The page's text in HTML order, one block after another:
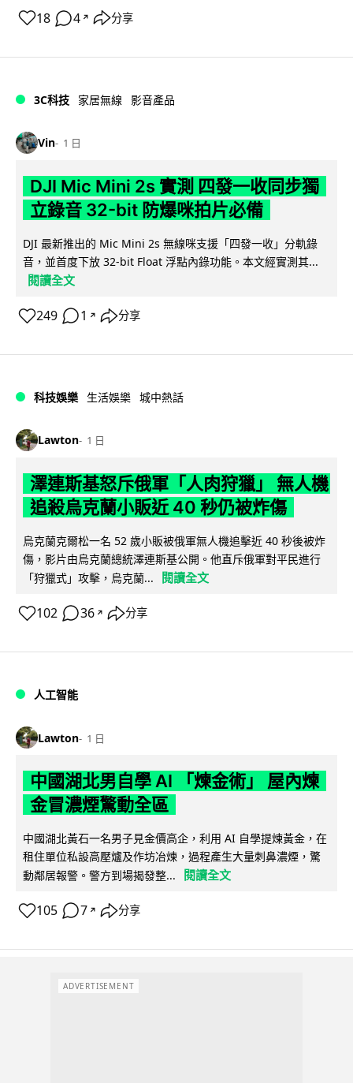
18 4 ↗ 分享
3C科技 家居無線 影音產品
Vin 1 日
DJI Mic Mini 2s 實測 四發一收同步獨
立錄音 32-bit 防爆咪拍片必備
DJI 最新推出的 Mic Mini 2s 無線咪支援「四發一收」分軌錄
音，並首度下放 32-bit Float 浮點內錄功能。本文經實測其...
閱讀全文
249 1 ↗ 分享
科技娛樂 生活娛樂 城中熱話
Lawton 1 日
澤連斯基怒斥俄軍「人肉狩獵」 無人機
追殺烏克蘭小販近 40 秒仍被炸傷
烏克蘭克爾松一名 52 歲小販被俄軍無人機追擊近 40 秒後被炸
傷，影片由烏克蘭總統澤連斯基公開。他直斥俄軍對平民進行
「狩獵式」攻擊，烏克蘭...
閱讀全文
102 36 ↗ 分享
人工智能
Lawton 1 日
中國湖北男自學 AI 「煉金術」 屋內煉
金冒濃煙驚動全區
中國湖北黃石一名男子見金價高企，利用 AI 自學提煉黃金，在
租住單位私設高壓爐及作坊冶煉，過程產生大量刺鼻濃煙，驚
動鄰居報警。警方到場揭發整...
閱讀全文
105 7 ↗ 分享
ADVERTISEMENT